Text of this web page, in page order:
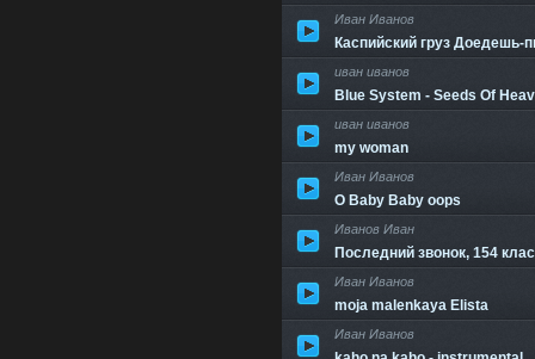
Иван Иванов
Каспийский груз Доедешь-
иван иванов
Blue System - Seeds Of
иван иванов
my woman
Иван Иванов
O Baby Baby oops
Иванов Иван
Последний звонок, 154
Иван Иванов
moja malenkaya Elista
Иван Иванов